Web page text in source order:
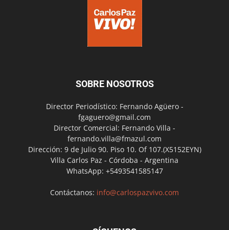
SOBRE NOSOTROS
Director Periodístico: Fernando Agüero -
fgaguero@gmail.com
Director Comercial: Fernando Villa -
fernando.villa@fmazul.com
Dirección: 9 de Julio 90. Piso 10. Of 107.(X5152EYN)
Villa Carlos Paz - Córdoba - Argentina
WhatsApp: +5493541585147
Contáctanos: info@carlospazvivo.com